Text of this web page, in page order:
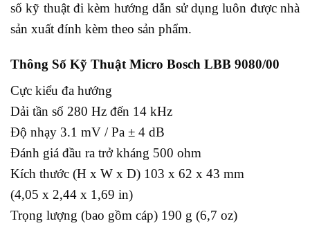
số kỹ thuật đi kèm hướng dẫn sử dụng luôn được nhà
sản xuất đính kèm theo sản phẩm.
Thông Số Kỹ Thuật Micro Bosch LBB 9080/00
Cực kiểu đa hướng
Dải tần số 280 Hz đến 14 kHz
Độ nhạy 3.1 mV / Pa ± 4 dB
Đánh giá đầu ra trở kháng 500 ohm
Kích thước (H x W x D) 103 x 62 x 43 mm
(4,05 x 2,44 x 1,69 in)
Trọng lượng (bao gồm cáp) 190 g (6,7 oz)